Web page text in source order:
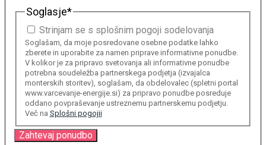
Soglasje*
Strinjam se s splošnim pogoji sodelovanja
Soglašam, da moje posredovane osebne podatke lahko
zberete in uporabite za namen priprave informativne ponudbe.
V kolikor je za pripravo svetovanja ali informativne ponudbe
potrebna soudeležba partnerskega podjetja (izvajalca
monterskih storitev), soglašam, da obdelovalec (spletni portal
www.varcevanje-energije.si) za pripravo ponudbe posreduje
oddano povpraševanje ustreznemu partnerskemu podjetju.
Več na Splošni pogojii